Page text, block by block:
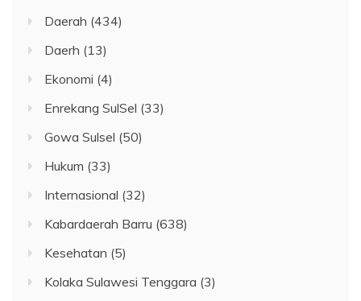
Daerah (434)
Daerh (13)
Ekonomi (4)
Enrekang SulSel (33)
Gowa Sulsel (50)
Hukum (33)
Internasional (32)
Kabardaerah Barru (638)
Kesehatan (5)
Kolaka Sulawesi Tenggara (3)